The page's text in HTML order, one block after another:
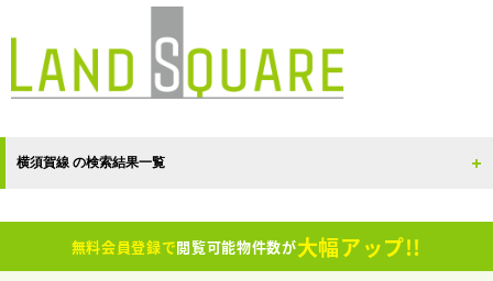
横須賀線 の検索結果一覧
無料会員登録で閲覧可能物件数が大幅アップ!!